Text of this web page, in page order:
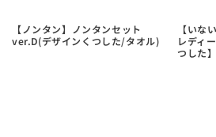
【ノンタン】ノンタンセット
ver.D(デザインくつした/タオル)
【いな
レディ
つした】